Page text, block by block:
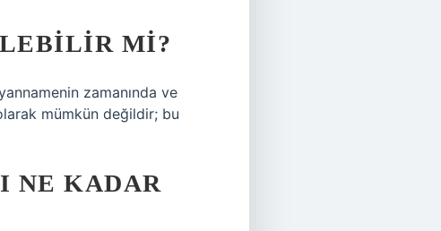
MI?
zamanında ve
mümkün değildir; bu
NE KADAR